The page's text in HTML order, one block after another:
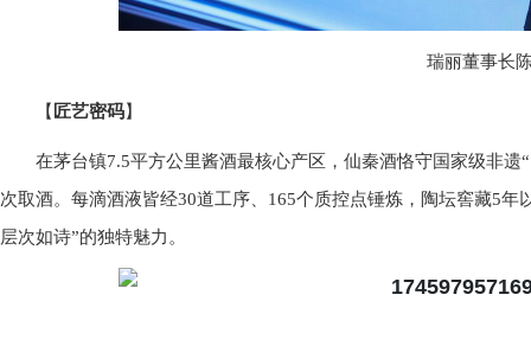
瑞丽董事长
【 匠艺密码】
在茅台镇7.5平方公里酱酒最核心产区，仙秦酒恪守国家级非
次取酒。每滴酒液皆经30道工序、165个质控点锤炼，陶坛窖藏5
层次如诗”的独特魅力。